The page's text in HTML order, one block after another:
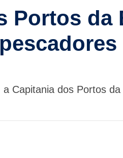
Portos da
Capitania dos Portos